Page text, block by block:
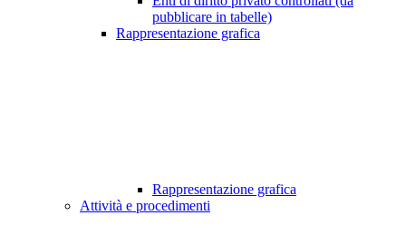
pubblicare in tabelle)
Rappresentazione grafica
Rappresentazione grafica
Attività e procedimenti